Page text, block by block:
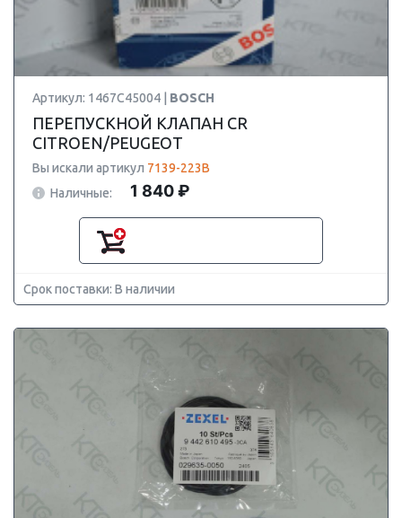
Артикул: 1467C45004 | BOSCH
ПЕРЕПУСКНОЙ КЛАПАН CR
CITROEN/PEUGEOT
Вы искали артикул 7139-223B
Наличные:
1 840 ₽
Срок поставки: В наличии